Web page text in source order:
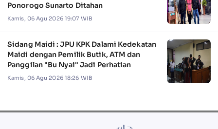
Ponorogo Sunarto Ditahan
Kamis, 06 Agu 2026 19:07 WIB
Sidang Maidi : JPU KPK Dalami Kedekatan
Maidi dengan Pemilik Butik, ATM dan
Panggilan "Bu Nyai" Jadi Perhatian
Kamis, 06 Agu 2026 18:26 WIB